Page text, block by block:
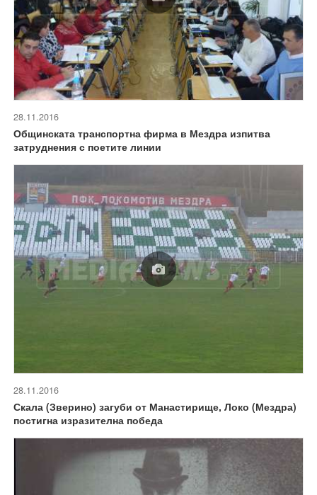
28.11.2016
Общинската транспортна фирма в Мездра изпитва
затруднения с поетите линии
28.11.2016
Скала (Зверино) загуби от Манастирище, Локо (Мездра)
постигна изразителна победа